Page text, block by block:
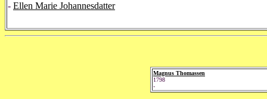
- Ellen Marie Johannesdatter
Magnus Thomassen
1798
-